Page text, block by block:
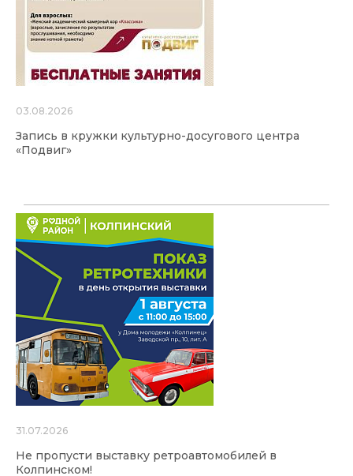
03.08.2026
Запись в кружки культурно-досугового центра
«Подвиг»
31.07.2026
Не пропусти выставку ретроавтомобилей в
Колпинском!